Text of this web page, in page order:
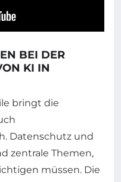
BEI DER
KI IN
bringt die
Datenschutz und
zentrale Themen,
müssen. Die